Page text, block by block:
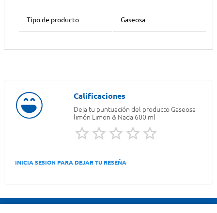
Tipo de producto Gaseosa
Deja tu puntuación del producto Gaseosa
limón Limon & Nada 600 ml
INICIA SESION PARA DEJAR TU RESEÑA